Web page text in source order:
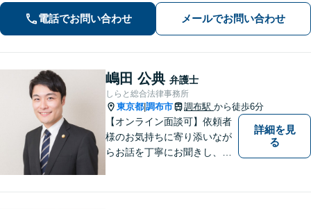
題】熟年離婚や離婚を検討中の方もお
気軽にご相談ください【調布駅4分】
電話でお問い合わせ メールでお問い合わせ
嶋田 公典 弁護士
しらと総合法律事務所
東京都 調布市 調布駅 から徒歩6分
【オンライン面談可】依頼者
様のお気持ちに寄り添いなが
らお話を丁寧にお聞きし、分
詳細を見
る